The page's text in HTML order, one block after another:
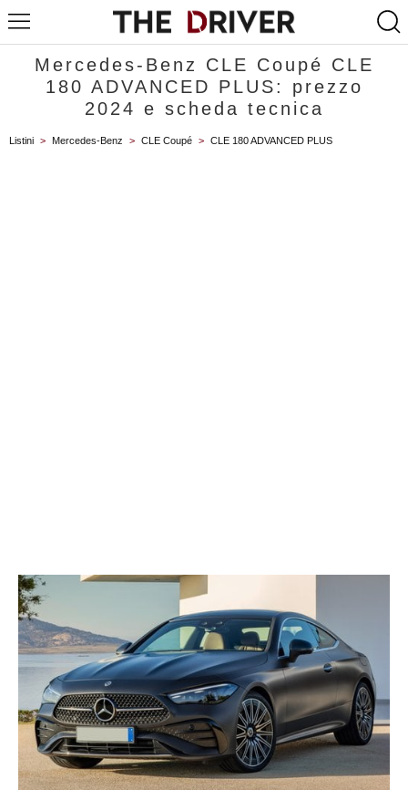
Mercedes-Benz CLE Coupé CLE
180 ADVANCED PLUS: prezzo
2024 e scheda tecnica
Listini > Mercedes-Benz > CLE Coupé > CLE 180 ADVANCED PLUS